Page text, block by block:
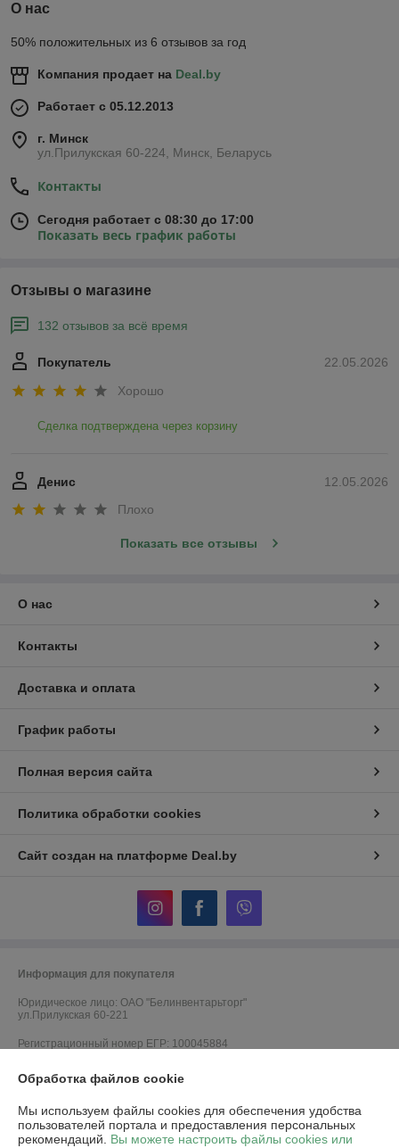
О нас
50% положительных из 6 отзывов за год
Компания продает на Deal.by
Работает с 05.12.2013
г. Минск
ул.Прилукская 60-224, Минск, Беларусь
Контакты
Сегодня работает с 08:30 до 17:00
Показать весь график работы
Отзывы о магазине
132 отзывов за всё время
22.05.2026
Покупатель
Хорошо
Сделка подтверждена через корзину
12.05.2026
Денис
Плохо
Показать все отзывы
О нас
Контакты
Доставка и оплата
График работы
Полная версия сайта
Политика обработки cookies
Сайт создан на платформе Deal.by
Информация для покупателя
Юридическое лицо: ОАО "Белинвентарьторг"
ул.Прилукская 60-221
Регистрационный номер ЕГР: 100045884
УНП: 100045884
Дата регистрации компании: 30.11.2010
Обработка файлов cookie
Мы используем файлы cookies для обеспечения удобства
пользователей портала и предоставления персональных
рекомендаций. Вы можете настроить файлы cookies или